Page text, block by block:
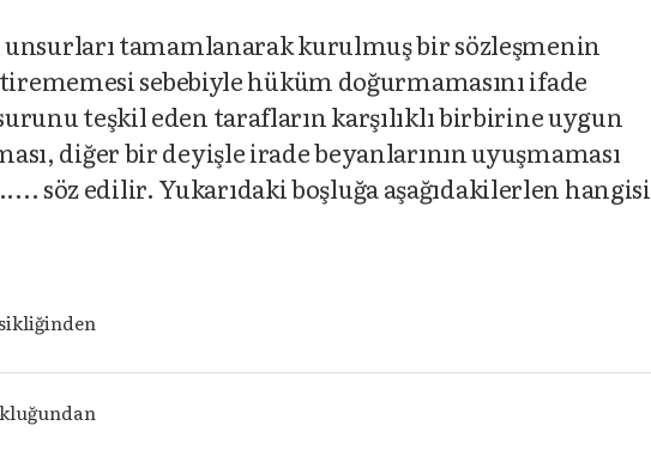
unsurları tamamlanarak kurulmuş bir sözleşmenin
sebebiyle hüküm doğurmamasını ifade
teşkil eden tarafların karşılıklı birbirine uygun
diğer bir deyişle irade beyanlarının uyuşmaması
söz edilir. Yukarıdaki boşluğa aşağıdakilerlen hangisi